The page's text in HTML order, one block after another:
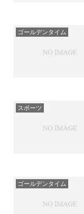
ゴールデンタイム
スポーツ
ゴールデンタイム